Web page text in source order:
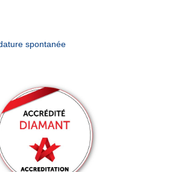
spontanée